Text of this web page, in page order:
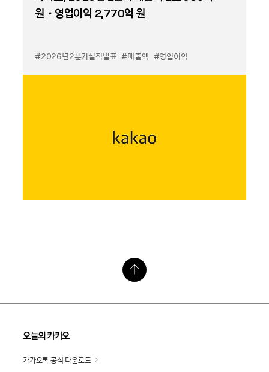
원・영업이익 2,770억 원
#2026년2분기실적발표 #매출액 #영업이익
오늘의 카카오
카카오톡 공식 다운로드